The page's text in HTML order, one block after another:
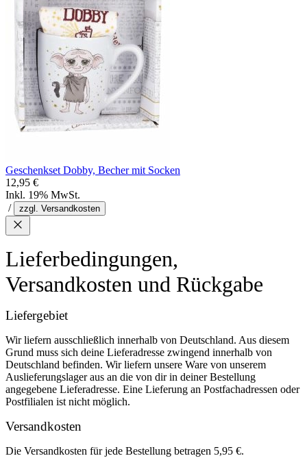
Geschenkset Dobby, Becher mit Socken
12,95 €
Inkl. 19% MwSt.
/
zzgl. Versandkosten
Lieferbedingungen,
Versandkosten und Rückgabe
Liefergebiet
Wir liefern ausschließlich innerhalb von Deutschland. Aus diesem
Grund muss sich deine Lieferadresse zwingend innerhalb von
Deutschland befinden. Wir liefern unsere Ware von unserem
Auslieferungslager aus an die von dir in deiner Bestellung
angegebene Lieferadresse. Eine Lieferung an Postfachadressen oder
Postfilialen ist nicht möglich.
Versandkosten
Die Versandkosten für jede Bestellung betragen 5,95 €.